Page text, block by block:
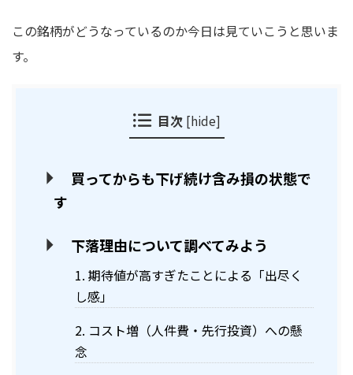
この銘柄がどうなっているのか今日は見ていこうと思いま
す。
目次 [hide]
買ってからも下げ続け含み損の状態で
す
下落理由について調べてみよう
1. 期待値が高すぎたことによる「出尽く
し感」
2. コスト増（人件費・先行投資）への懸
念